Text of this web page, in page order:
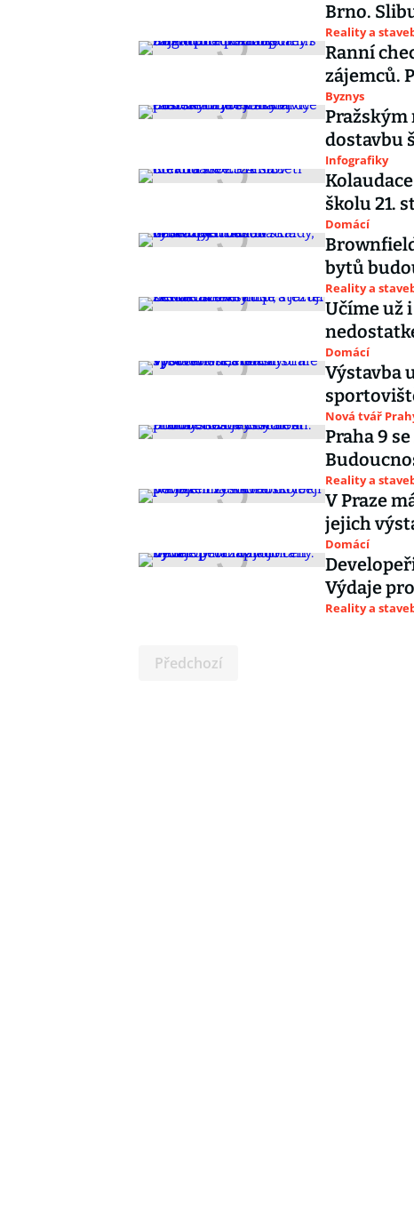
Brno.
Reality a
Ranní
zájemců.
Byznys
dostavbu
Infografiky
školu 21.
Domácí
bytů
Reality a
Učíme už
Domácí
Výstavba
Nová tvář
Praha 9
Reality a
V Praze
jejich
Domácí
Výdaje
Reality a
Předchozí